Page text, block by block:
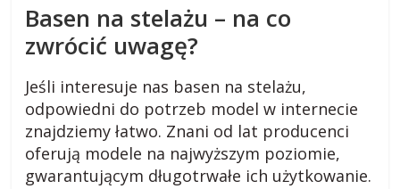
e
s
Basen na stelażu – na co
zwrócić uwagę?
Jeśli interesuje nas basen na stelażu,
odpowiedni do potrzeb model w internecie
znajdziemy łatwo. Znani od lat producenci
oferują modele na najwyższym poziomie,
gwarantującym długotrwałe ich użytkowanie.